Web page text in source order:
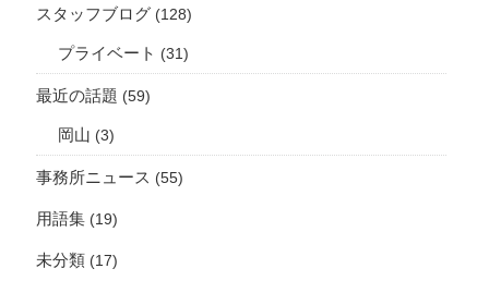
スタッフブログ (128)
プライベート (31)
最近の話題 (59)
岡山 (3)
事務所ニュース (55)
用語集 (19)
未分類 (17)